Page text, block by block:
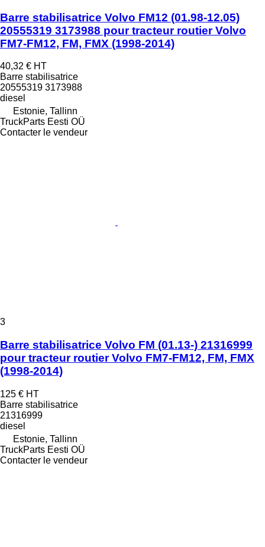
Barre stabilisatrice Volvo FM12 (01.98-12.05)
20555319 3173988 pour tracteur routier Volvo
FM7-FM12, FM, FMX (1998-2014)
40,32 € HT
Barre stabilisatrice
20555319 3173988
diesel
Estonie, Tallinn
TruckParts Eesti OÜ
Contacter le vendeur
3
Barre stabilisatrice Volvo FM (01.13-) 21316999
pour tracteur routier Volvo FM7-FM12, FM, FMX
(1998-2014)
125 € HT
Barre stabilisatrice
21316999
diesel
Estonie, Tallinn
TruckParts Eesti OÜ
Contacter le vendeur